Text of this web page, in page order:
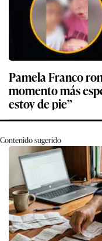
Pamela Franco
momento más
estoy de pie”
Contenido sugerido